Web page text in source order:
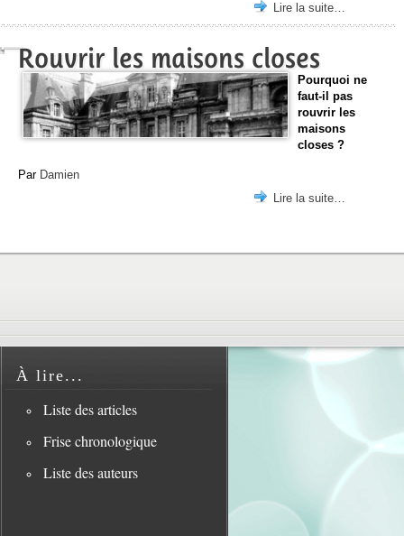
Lire la suite…
Rouvrir les maisons closes
Pourquoi ne
faut-il pas
rouvrir les
maisons
closes ?
Par Damien
Lire la suite…
À lire...
Liste des articles
Frise chronologique
Liste des auteurs